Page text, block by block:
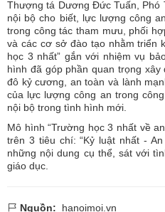
Thượng tá Dương Đức Tuấn, Phó
nội bộ cho biết, lực lượng công
trong công tác tham mưu, phối
và các cơ sở đào tạo nhằm triển
học 3 nhất” gắn với nhiệm vụ
hình đã góp phần quan trọng
đô kỷ cương, an toàn và lành
của lực lượng công an trong
nội bộ trong tình hình mới.
Mô hình “Trường học 3 nhất về
trên 3 tiêu chí: “Kỷ luật nhất -
những nội dung cụ thể, sát với
giáo dục.
Nguồn: hanoimoi.vn